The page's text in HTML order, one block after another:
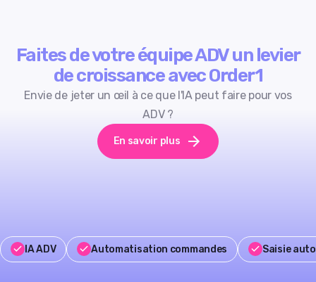
Faites de votre équipe ADV un levier
de croissance avec Order1
Envie de jeter un œil à ce que l'IA peut faire pour vos
ADV ?
En savoir plus
IA ADV Automatisation commandes Saisie